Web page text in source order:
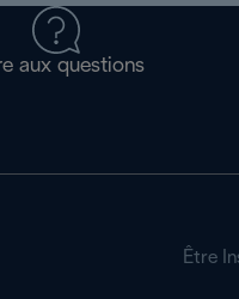
aux questions
Être